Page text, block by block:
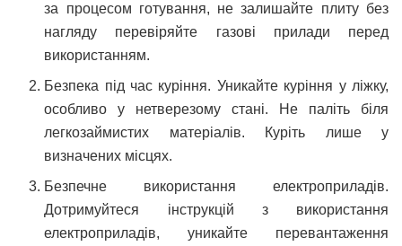
за процесом готування, не залишайте плиту без
нагляду перевіряйте газові прилади перед
використанням.
Безпека під час куріння. Уникайте куріння у ліжку,
особливо у нетверезому стані. Не паліть біля
легкозаймистих матеріалів. Куріть лише у
визначених місцях.
Безпечне використання електроприладів.
Дотримуйтеся інструкцій з використання
електроприладів, уникайте перевантаження